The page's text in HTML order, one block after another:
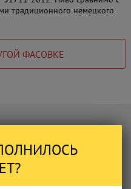
традиционного немецкого
ФАСОВКЕ